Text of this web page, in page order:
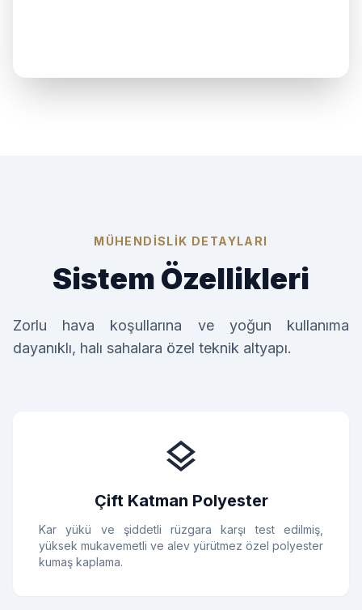
MÜHENDİSLİK DETAYLARI
Sistem Özellikleri
Zorlu hava koşullarına ve yoğun kullanıma
dayanıklı, halı sahalara özel teknik altyapı.
layers
Çift Katman Polyester
Kar yükü ve şiddetli rüzgara karşı test edilmiş,
yüksek mukavemetli ve alev yürütmez özel polyester
kumaş kaplama.